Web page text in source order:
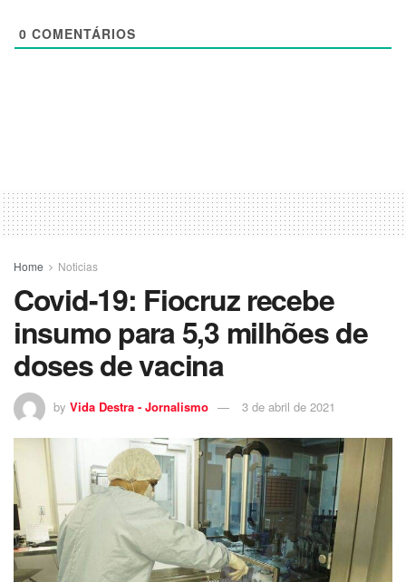
0 COMENTÁRIOS
Home Noticias
Covid-19: Fiocruz recebe
insumo para 5,3 milhões de
doses de vacina
by Vida Destra - Jornalismo 3 de abril de 2021